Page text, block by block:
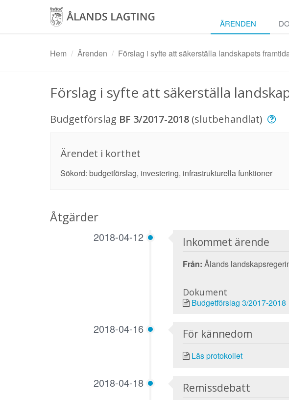
ÄRENDEN
Hem Ärenden Förslag i syfte att säkerställa landskapets
Förslag i syfte att säkerställa
Budgetförslag BF 3/2017-2018 (slutbehandlat)
Ärendet i korthet
Sökord: budgetförslag, investering, infrastrukturella funktioner
Åtgärder
2018-04-12 Inkommet ärende
Från: Ålands
Dokument
Budgetförslag 3/2017-2018
2018-04-16 För kännedom
Läs protokollet
2018-04-18 Remissdebatt